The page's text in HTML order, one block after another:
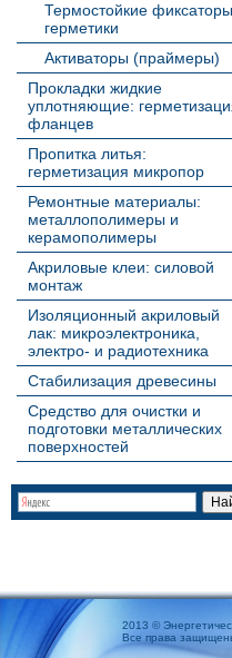
Термостойкие
герметики
Активаторы (праймеры)
Прокладки жидкие
уплотняющие:
фланцев
Пропитка литья:
герметизация микропор
Ремонтные материалы:
металлополимеры и
керамополимеры
Акриловые клеи: силовой
монтаж
Изоляционный акриловый
лак: микроэлектроника,
электро- и радиотехника
Стабилизация древесины
Средство для очистки и
подготовки металлических
поверхностей
2013 ©
Все права